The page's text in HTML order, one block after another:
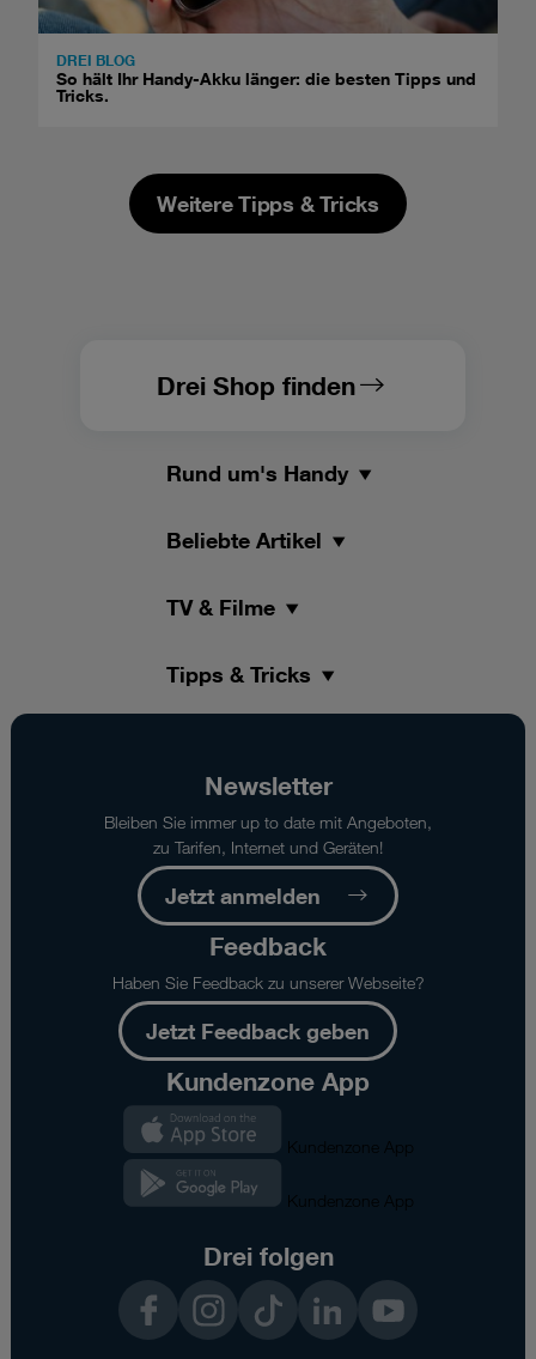
DREI BLOG
So hält Ihr Handy-Akku länger: die besten Tipps und
Tricks.
Weitere Tipps & Tricks
Drei Shop finden
Rund um's Handy
Beliebte Artikel
TV & Filme
Tipps & Tricks
Newsletter
Bleiben Sie immer up to date mit Angeboten,
zu Tarifen, Internet und Geräten!
Jetzt anmelden
Feedback
Haben Sie Feedback zu unserer Webseite?
Jetzt Feedback geben
Kundenzone App
Kundenzone App
Kundenzone App
Drei folgen
InstagramTikTok LinkedIn YouTube